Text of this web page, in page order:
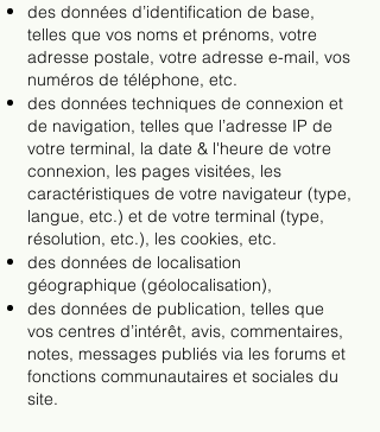
des données d’identification de base,
telles que vos noms et prénoms, votre
adresse postale, votre adresse e-mail, vos
numéros de téléphone, etc.
des données techniques de connexion et
de navigation, telles que l’adresse IP de
votre terminal, la date & l'heure de votre
connexion, les pages visitées, les
caractéristiques de votre navigateur (type,
langue, etc.) et de votre terminal (type,
résolution, etc.), les cookies, etc.
des données de localisation
géographique (géolocalisation),
des données de publication, telles que
vos centres d’intérêt, avis, commentaires,
notes, messages publiés via les forums et
fonctions communautaires et sociales du
site.